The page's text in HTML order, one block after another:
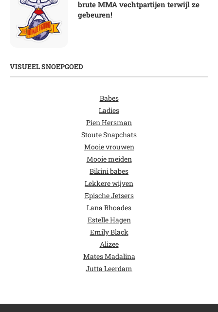
brute MMA vechtpartijen terwijl ze
gebeuren!
VISUEEL SNOEPGOED
Babes
Ladies
Pien Hersman
Stoute Snapchats
Mooie vrouwen
Mooie meiden
Bikini babes
Lekkere wijven
Epische Jetsers
Lana Rhoades
Estelle Hagen
Emily Black
Alizee
Mates Madalina
Jutta Leerdam